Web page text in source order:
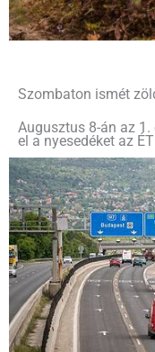
Szombaton ismét
Augusztus 8-án az
el a nyesedéket az